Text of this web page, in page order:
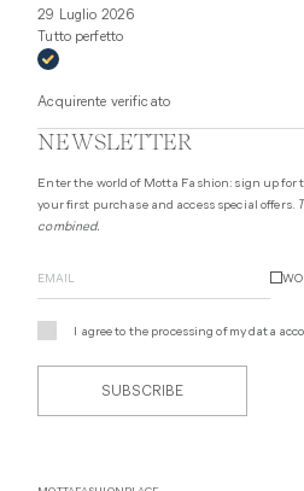
29 Luglio 2026
Tutto perfetto
Acquirente verificato
NEWSLETTER
Enter the world of Motta Fashion: sign up for
your first purchase and access special offers.
combined.
I agree to the processing of my data
SUBSCRIBE